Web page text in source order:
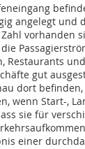
angelegt und
vorhanden
Restaurants
gut
dort befinden,
wenn Start-,
sie für
einer